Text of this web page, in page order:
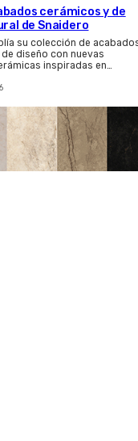
cerámicos y de
de Snaidero
su colección de
diseño con nuevas
inspiradas en…